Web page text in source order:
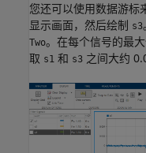
您还可以使用数据游标
显示画面，然后绘制 s3
Two。在每个信号的最
取 s1 和 s3 之间大约